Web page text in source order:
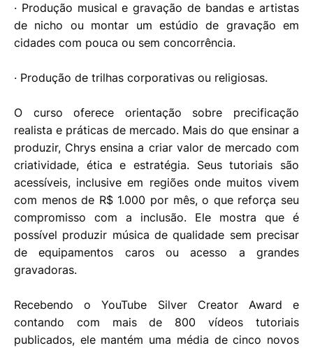
· Produção musical e gravação de bandas e artistas
de nicho ou montar um estúdio de gravação em
cidades com pouca ou sem concorrência.
· Produção de trilhas corporativas ou religiosas.
O curso oferece orientação sobre precificação
realista e práticas de mercado. Mais do que ensinar a
produzir, Chrys ensina a criar valor de mercado com
criatividade, ética e estratégia. Seus tutoriais são
acessíveis, inclusive em regiões onde muitos vivem
com menos de R$ 1.000 por mês, o que reforça seu
compromisso com a inclusão. Ele mostra que é
possível produzir música de qualidade sem precisar
de equipamentos caros ou acesso a grandes
gravadoras.
Recebendo o YouTube Silver Creator Award e
contando com mais de 800 vídeos tutoriais
publicados, ele mantém uma média de cinco novos